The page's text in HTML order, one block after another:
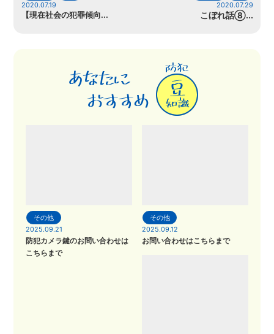
2020.07.19
【現在社会の犯罪傾向...
2020.07.29
こぼれ話⑧...
その他
2025.09.21
防犯カメラ鍵のお問い合わせは
こちらまで
その他
2025.09.12
お問い合わせはこちらまで